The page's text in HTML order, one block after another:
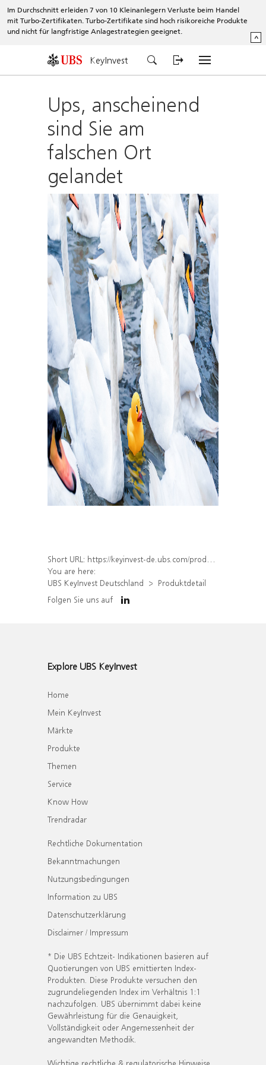
Im Durchschnitt erleiden 7 von 10 Kleinanlegern Verluste beim Handel
mit Turbo-Zertifikaten. Turbo-Zertifikate sind hoch risikoreiche Produkte
und nicht für langfristige Anlagestrategien geeignet.
^
KeyInvest
Ups, anscheinend
sind Sie am
falschen Ort
gelandet
Short URL: https://keyinvest-de.ubs.com/produkt/detail/index/isin/DE000WA74SS8
You are here:
UBS KeyInvest Deutschland
Produktdetail
Folgen Sie uns auf
Explore UBS KeyInvest
Home
Mein KeyInvest
Märkte
Produkte
Themen
Service
Know How
Trendradar
Rechtliche Dokumentation
Bekanntmachungen
Nutzungsbedingungen
Information zu UBS
Datenschutzerklärung
Disclaimer / Impressum
* Die UBS Echtzeit- Indikationen basieren auf
Quotierungen von UBS emittierten Index-
Produkten. Diese Produkte versuchen den
zugrundeliegenden Index im Verhältnis 1:1
nachzufolgen. UBS übernimmt dabei keine
Gewährleistung für die Genauigkeit,
Vollständigkeit oder Angemessenheit der
angewandten Methodik.